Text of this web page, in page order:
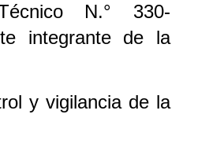
N.° 330-
integrante de la
y vigilancia de la